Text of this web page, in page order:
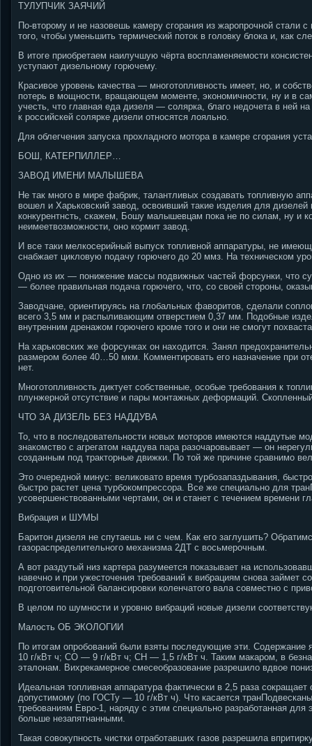
ТУЛУПЧИК ЗАЯЧИЙ
По-второму и не назовешь камеру сгорания из жаропрочной
того, чтобы уменьшить термический поток в головку блока и, как
В итоге приобретаем наилучшую чёрта воспламеняемости
уступают дизельному горючему.
Красивое уровень качества — многотопливность имеет, но, и
потерь в мощности, вращающем моменте, экономичности, ну и в
учесть, что главная еда дизеля — солярка, благо недочета в
к российскей солярке дизели относятся лояльно.
Для облегчения запуска прохладного мотора в камере сгорания
БОШ, КАТЕРПИЛЛЕР…
ЗАВОД ИМЕНИ МАЛЫШЕВА
Не так много в мире фабрик, талантливых создавать топливную
вошел и Харьковский завод, освоивший такие изделия для
конкурентнсть, скажем, Бошу малышевцам пока не по силам, ну и
неимеетвозможности, оно кормит завод.
И все таки мелкосерийный выпуск топливной аппаратуры, не
снабжает цикловую подачу горючего до 20 ммз. На техническом
Одно из их — понижение массы подвижных частей форсунки, что
— более правильная подача горючего, что, со своей стороны,
Заводчане, ориентируясь на глобальных фаворитов, сделали
всего 3,5 мм и распыливающим отверстием 0,37 мм. Подобные
внутренним дренажом горючего кроме того и они не смогут
На харьковских же форсунках он находится. Занял
размером более 40…50 мкм. Комментировать его назначение при
нет.
Многотопливность диктует собственные, особые требования к
плунжерной отсутствие и пары монтажных деформаций.
ЧТО ЗА ДИЗЕЛЬ БЕЗ НАДДУВА
То, что в последовательности новых моторов имеются наддутые
знакомство с агрегатом наддува пара разочаровывает — он
созданным под тракторные движки. По той же причине сравнимо
Это очередной минус: великовато время турбозапаздывания,
быстро растет цена турбокомпрессора. Все же специально для
усовершенствованными чертами, он и станет с течением времени
Вибрация и ШУМЫ
Баритон дизеля не спутаешь ни с чем. Как его заглушить?
газораспределительного механизма 2ДТ с восьмерочным.
А вот раздутый низ картера разумеется показывает на
навечно и при ужесточения требований к вибрациям снова займет
подготовительной балансировки коленчатого вала совместно с
В целом по шумности и уровню вибраций новые дизели
Малость ОБ ЭКОЛОГИИ
По итогам опробований были взяты последующие эти.
10 г/кВт ч; CO — 9 г/кВт ч; CH — 1,5 г/кВт ч. Таким макаром, в
эталонам. Вихрекамерное смесеобразование разрешило вдвое
Идеальная топливная аппаратура фактически в 2,5 раза
допустимому (по ГОСТу — 10 г/кВт ч). Что касается
требованиям Евро-1, наряду с этим специально разработанная
больше незапятнанными.
Такая совокупность чистки отработавших газов разрешила